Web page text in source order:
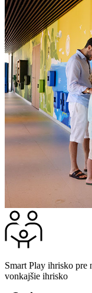
Smart Play ihrisko pre
vonkajšie ihrisko